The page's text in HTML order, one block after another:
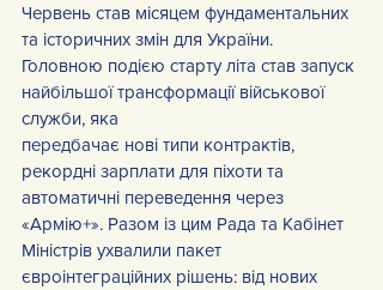
Червень став місяцем фундаментальних
та історичних змін для України.
Головною подією старту літа став запуск
найбільшої трансформації військової
служби, яка
передбачає нові типи контрактів,
рекордні зарплати для піхоти та
автоматичні переведення через
«Армію+». Разом із цим Рада та Кабінет
Міністрів ухвалили пакет
євроінтеграційних рішень: від нових